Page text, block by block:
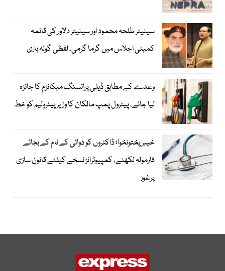
سینیٹر طلحہ محمود اور سینیٹر دلاور کی قائمہ
کمیٹی اجلاس میں گرما گرمی، لفظی گولہ باری
وعدے کے مطابق ڈیلی پرائسنگ میکانزم کا جائزہ
لیا جائے، پیٹرول پمپ مالکان کا وزیرپیٹرولیم کو خط
خیبرپختونخوا؛ ڈاکٹروں کو دوائی کے نام کے بجائے
فارمولہ لکھنے، کمپیوٹرائز نسخے کیلئے قانون سازی
پرغور